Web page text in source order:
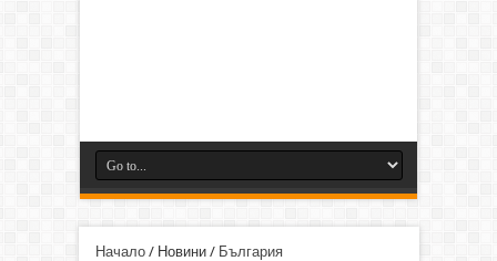
Начало/ Новини/ България